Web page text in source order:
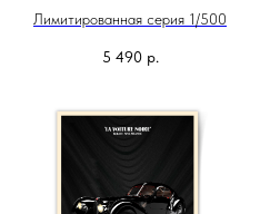
Лимитированная серия 1/500
5 490 р.